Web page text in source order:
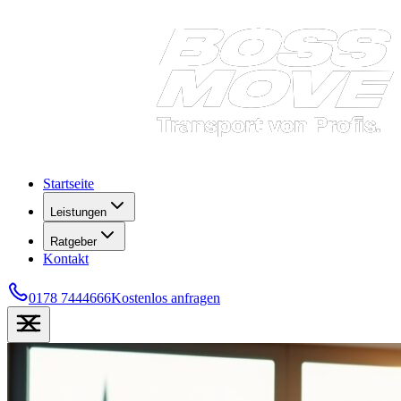
Startseite
Leistungen
Ratgeber
Kontakt
0178 7444666Kostenlos anfragen